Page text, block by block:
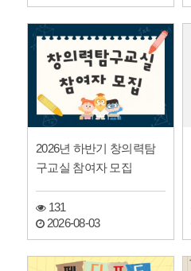
2026년 하반기 창의력탐
구교실 참여자 모집
131
2026-08-03